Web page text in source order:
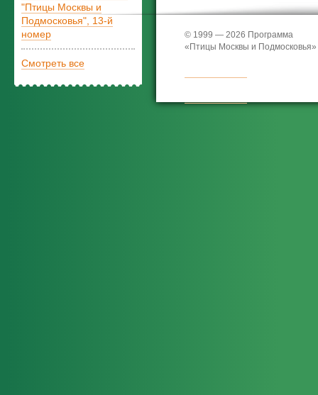
"Птицы Москвы и
Подмосковья", 13-й
номер
Смотреть все
© 1999 — 2026 Программа
«Птицы Москвы и Подмосковья»